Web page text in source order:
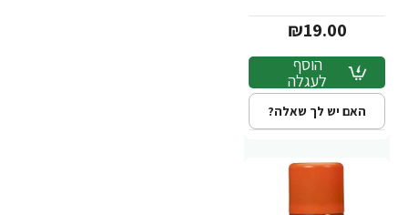
₪19.00
הוסף
לעגלה
האם יש לך שאלה?